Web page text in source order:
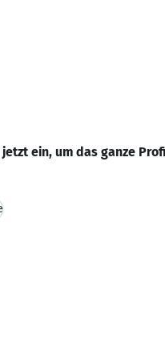
jetzt ein, um das ganze